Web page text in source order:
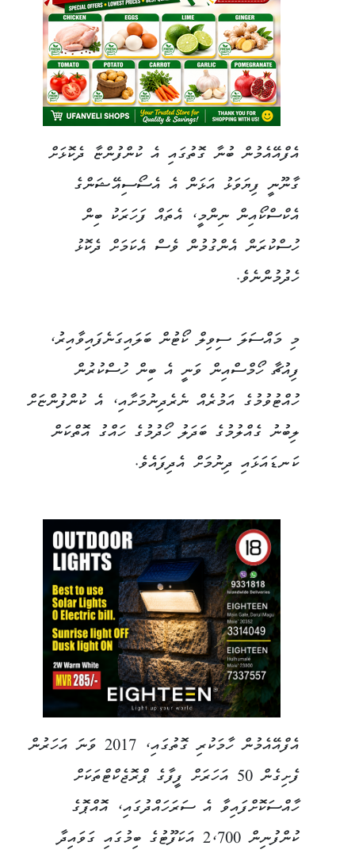
އެފްއޭއެމުން ބުނާ ގޮތުގައި އެ ކުންފުންޏާ ދެކޮޅަށް
ގާނޫނީ ފިޔަވަޅު އަޅަން އެ އެސޯސިއޭޝަންގެ
އެކްސްކޯއިން ނިންމީ، އެތައް ފަހަރަކު ބިން
ހުސްކުރަން އެންގުމުން ވެސް އެކަމަށް ދެކޮޅު
ހެދުމުންނެވެ.
މި މައްސަލަ ސިވިލް ކޯޓުން ބަލައިގަނެފައިވާއިރު،
ފިއުޗާ ހޯމްސްއިން ވަނީ އެ ބިން ހުސްކުރުން
ހުއްޓުވުމުގެ އަމުރެއް ނެރެދިނުމަށާއި، އެ ކުންފުންޏަށް
ލިބުނު ގެއްލުމުގެ ބަދަލު ހޯދުމުގެ ހައްގު އޮތްކަން
ކަނޑައަޅައި ދިނުމަށް އެދިފައެވެ.
އެފްއޭއެމުން ހާމަކުރި ގޮތުގައި، 2017 ވަނަ އަހަރުން
ފެށިގެން 50 އަހަރަށް ފީފާގެ ޕްރޮޖެކްޓްތަކަށް
ހާއްސަކޮށްފައިވާ އެ ސަރަހައްދުގައި، އޮއްޕޮގެ
ކުންފުނިން 2،700 އަކަފޫޓުގެ ބިމުގައި ގަވައިދާ